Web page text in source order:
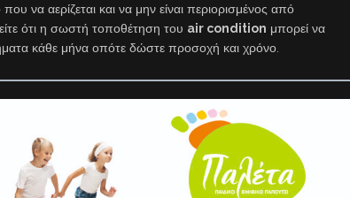
να αερίζεται και να μην είναι περιορισμένος από
ότι η σωστή τοποθέτηση του air condition μπορεί να
κάθε μήνα οπότε δώστε προσοχή και χρόνο.